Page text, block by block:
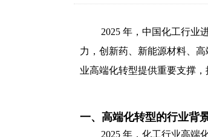
2025 年，中国化工行业
力，创新药、新能源材料、
业高端化转型提供重要支撑
一、高端化转型的行业背
2025 年，化工行业高端